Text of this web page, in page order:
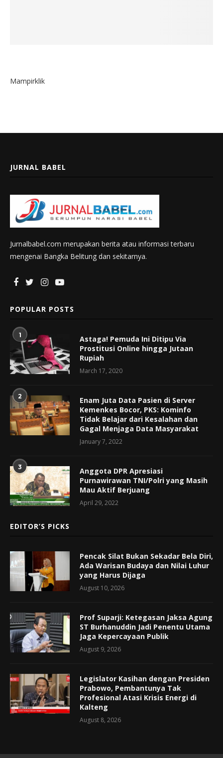
Mampirklik
JURNAL BABEL
Jurnalbabel.com merupakan berita atau informasi terbaru
mengenai Bangka Belitung dan sekitarnya.
POPULAR POSTS
1
Astaga! Pemuda Ini Ditipu Via
Prostitusi Online hingga Jutaan
Rupiah
March 17, 2020
2
Enam Juta Data Pasien di Server
Kemenkes Bocor, PKS: Kominfo
Tidak Belajar dari Kesalahan dan
Gagal Menjaga Data Masyarakat
January 7, 2022
3
Anggota DPR Apresiasi
Purnawirawan TNI/Polri yang Masih
Mau Aktif Berjuang
April 29, 2022
EDITOR’S PICKS
Pencak Silat Bukan Sekadar Bela Diri,
Ada Warisan Budaya dan Nilai Luhur
yang Harus Dijaga
August 10, 2026
Prof Suparji: Ketegasan Jaksa Agung
ST Burhanuddin Jadi Penentu Utama
Jaga Kepercayaan Publik
August 9, 2026
Legislator Kasihan dengan Presiden
Prabowo, Pembantunya Tak
Profesional Atasi Krisis Energi di
Kalteng
August 8, 2026